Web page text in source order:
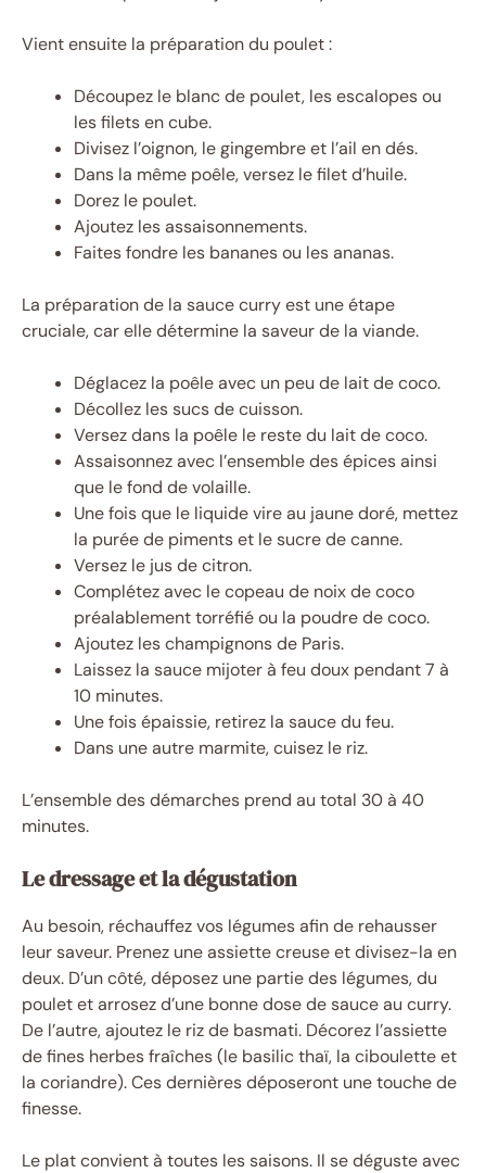
Vient ensuite la préparation du poulet :
Découpez le blanc de poulet, les escalopes ou
les filets en cube.
Divisez l’oignon, le gingembre et l’ail en dés.
Dans la même poêle, versez le filet d’huile.
Dorez le poulet.
Ajoutez les assaisonnements.
Faites fondre les bananes ou les ananas.
La préparation de la sauce curry est une étape
cruciale, car elle détermine la saveur de la viande.
Déglacez la poêle avec un peu de lait de coco.
Décollez les sucs de cuisson.
Versez dans la poêle le reste du lait de coco.
Assaisonnez avec l’ensemble des épices ainsi
que le fond de volaille.
Une fois que le liquide vire au jaune doré, mettez
la purée de piments et le sucre de canne.
Versez le jus de citron.
Complétez avec le copeau de noix de coco
préalablement torréfié ou la poudre de coco.
Ajoutez les champignons de Paris.
Laissez la sauce mijoter à feu doux pendant 7 à
10 minutes.
Une fois épaissie, retirez la sauce du feu.
Dans une autre marmite, cuisez le riz.
L’ensemble des démarches prend au total 30 à 40
minutes.
Le dressage et la dégustation
Au besoin, réchauffez vos légumes afin de rehausser
leur saveur. Prenez une assiette creuse et divisez-la en
deux. D’un côté, déposez une partie des légumes, du
poulet et arrosez d’une bonne dose de sauce au curry.
De l’autre, ajoutez le riz de basmati. Décorez l’assiette
de fines herbes fraîches (le basilic thaï, la ciboulette et
la coriandre). Ces dernières déposeront une touche de
finesse.
Le plat convient à toutes les saisons. Il se déguste avec